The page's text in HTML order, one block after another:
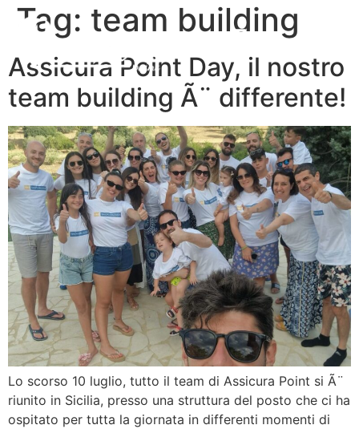
Tag: team building
Assicura Point Day, il nostro
team building Ã¨ differente!
Lo scorso 10 luglio, tutto il team di Assicura Point si Ã¨
riunito in Sicilia, presso una struttura del posto che ci ha
ospitato per tutta la giornata in differenti momenti di